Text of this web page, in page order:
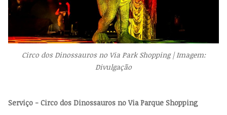
Circo dos Dinossauros no Via Park Shopping | Imagem:
Divulgação
Serviço - Circo dos Dinossauros no Via Parque Shopping